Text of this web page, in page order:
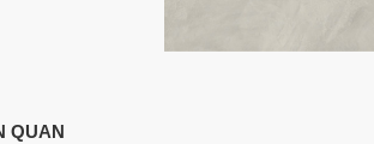
QUAN